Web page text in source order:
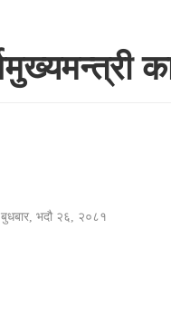
बुधबार, भदौ २६, २०८१